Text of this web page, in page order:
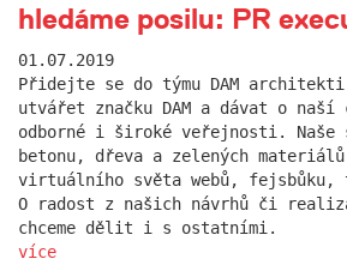
hledáme posilu: PR
01.07.2019
Přidejte se do týmu DAM architekti
utvářet značku DAM a dávat o
odborné i široké veřejnosti. Naše
betonu, dřeva a zelených
virtuálního světa webů,
O radost z našich návrhů či
chceme dělit i s ostatními.
více